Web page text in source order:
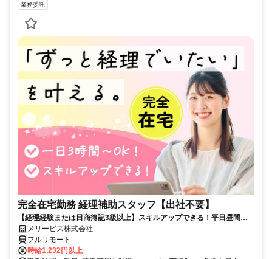
業務委託
完全在宅勤務 経理補助スタッフ【出社不要】
【経理経験または日商簿記3級以上】スキルアップできる！平日昼間３h
～。完全在宅で育児・介護中の方も大歓迎♪
メリービズ株式会社
フルリモート
時給1,232円以上